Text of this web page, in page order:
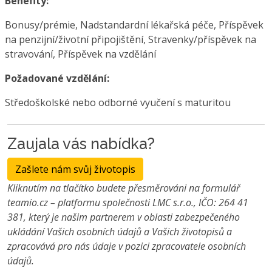
Bonusy/prémie, Nadstandardní lékařská péče, Příspěvek
na penzijní/životní připojištění, Stravenky/příspěvek na
stravování, Příspěvek na vzdělání
Požadované vzdělání:
Středoškolské nebo odborné vyučení s maturitou
Zaujala vás nabídka?
Zašlete nám svůj životopis
Kliknutím na tlačítko budete přesměrováni na formulář
teamio.cz – platformu společnosti LMC s.r.o., IČO: 264 41
381, který je našim partnerem v oblasti zabezpečeného
ukládání Vašich osobních údajů a Vašich životopisů a
zpracovává pro nás údaje v pozici zpracovatele osobních
údajů.